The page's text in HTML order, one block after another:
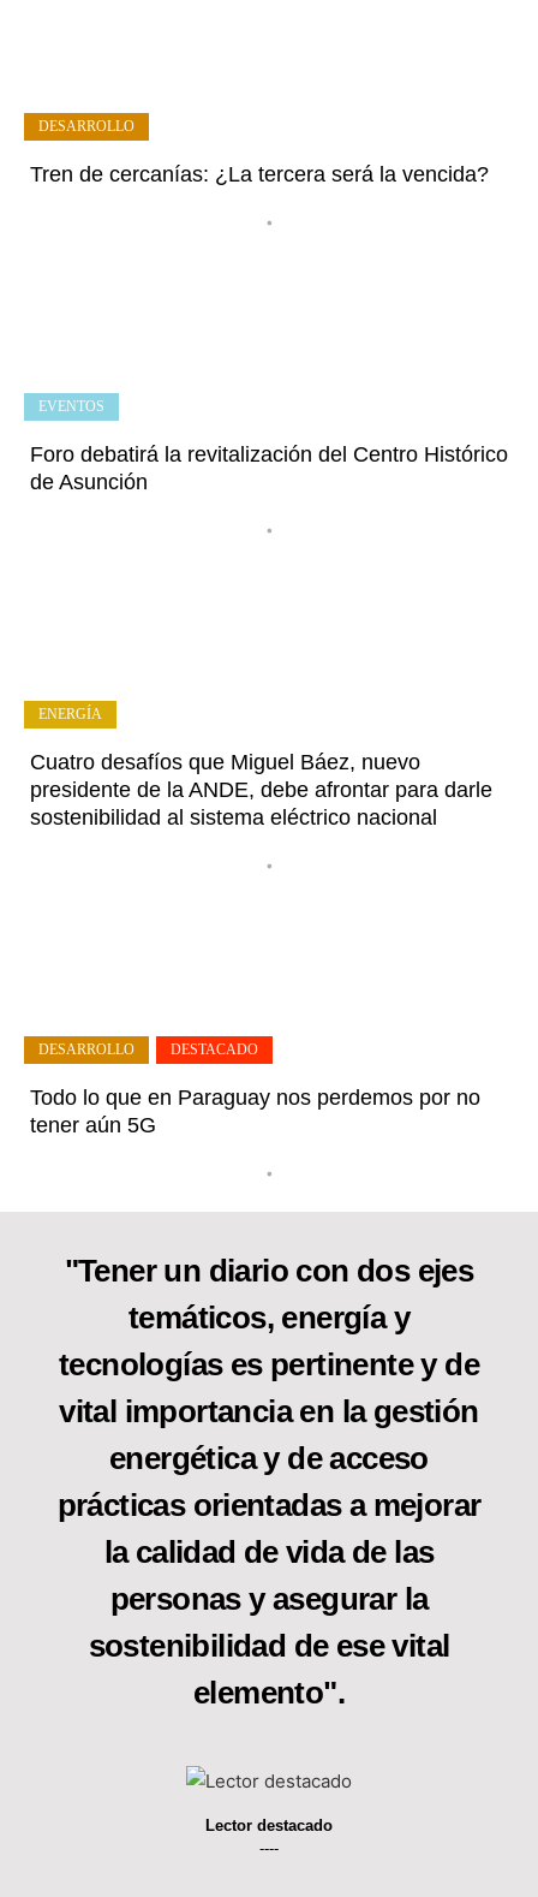
Tren de cercanías: ¿La tercera será la vencida?
•
DESARROLLO
Foro debatirá la revitalización del Centro Histórico
de Asunción
•
EVENTOS
Cuatro desafíos que Miguel Báez, nuevo
presidente de la ANDE, debe afrontar para darle
sostenibilidad al sistema eléctrico nacional
•
ENERGÍA
Todo lo que en Paraguay nos perdemos por no
tener aún 5G
•
DESARROLLO DESTACADO
"Tener un diario con dos ejes
temáticos, energía y
tecnologías es pertinente y de
vital importancia en la gestión
energética y de acceso
prácticas orientadas a mejorar
la calidad de vida de las
personas y asegurar la
sostenibilidad de ese vital
elemento".
Lector destacado
----